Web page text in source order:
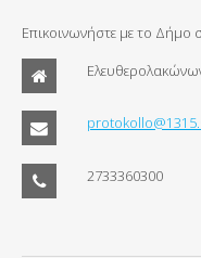
Επικοινωνήστε με το Δήμο
2733360300